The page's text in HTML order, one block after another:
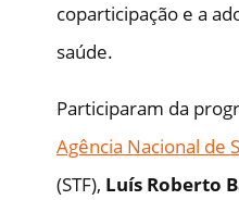
coparticipação e a
saúde.
Participaram da
Agência Nacional de
(STF), Luís Roberto